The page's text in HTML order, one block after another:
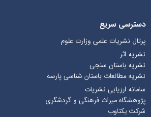
دسترسی سریع
پرتال نشریات علمی وزارت علوم
نشریه اثر
نشریه باستان سنجی
نشریه مطالعات باستان شناسی پارسه
سامانه ارزیابی نشریات
پژوهشگاه میراث فرهنگی و گردشگری
شرکت یکتاوب